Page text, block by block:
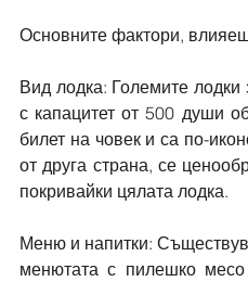
Основните фактори,
Вид лодка: Големите лодки
с капацитет от 500 души
билет на човек и са по-
от друга страна, се
покривайки цялата лодка.
Меню и напитки:
менютата с пилешко